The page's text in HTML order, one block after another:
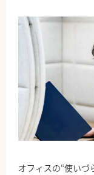
オフィスの“使いづ